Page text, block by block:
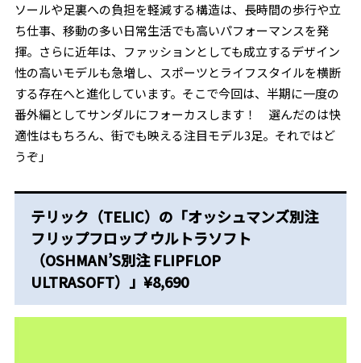
ソールや足裏への負担を軽減する構造は、長時間の歩行や立
ち仕事、移動の多い日常生活でも高いパフォーマンスを発
揮。さらに近年は、ファッションとしても成立するデザイン
性の高いモデルも急増し、スポーツとライフスタイルを横断
する存在へと進化しています。そこで今回は、半期に一度の
番外編としてサンダルにフォーカスします！ 選んだのは快
適性はもちろん、街でも映える注目モデル3足。それではど
うぞ」
テリック（TELIC）の「オッシュマンズ別注
フリップフロップ ウルトラソフト
（OSHMAN’S別注 FLIPFLOP
ULTRASOFT）」¥8,690